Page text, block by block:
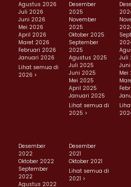
Agustus 2026
Juli 2026
Juni 2026
Mei 2026
April 2026
Maret 2026
Februari 2026
Januari 2026
Lihat semua di
2026 >
Desember
2025
November
2025
Oktober 2025
September
2025
Agustus 2025
Juli 2025
Juni 2025
Mei 2025
April 2025
Januari 2025
Lihat semua di
2025 >
Juli
Mei
Desember
2022
Oktober 2022
September
2022
Agustus 2022
Desember
2021
Oktober 2021
Lihat semua di
2021 >